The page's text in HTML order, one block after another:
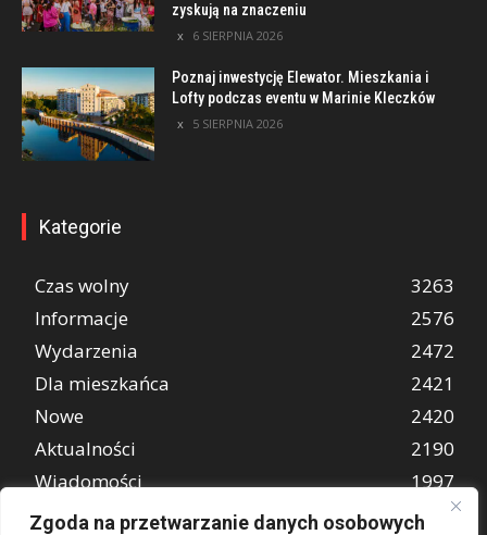
Zgoda na przetwarzanie danych osobowych
zyskują na znaczeniu
6 SIERPNIA 2026
Poznaj inwestycję Elewator. Mieszkania i
Lofty podczas eventu w Marinie Kleczków
5 SIERPNIA 2026
Kategorie
Czas wolny
3263
Informacje
2576
Wydarzenia
2472
Dla mieszkańca
2421
Nowe
2420
Aktualności
2190
Wiadomości
1997
REKLAMA
849